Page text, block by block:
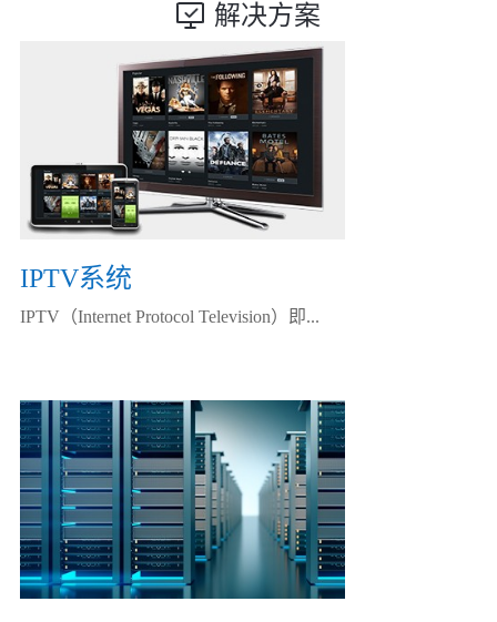
解决方案
IPTV系统
IPTV（Internet Protocol Television）即...